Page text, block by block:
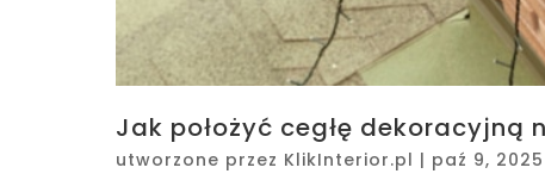
Jak położyć cegłę dekoracyjną
utworzone przez KlikInterior.pl | paź 9, 2025